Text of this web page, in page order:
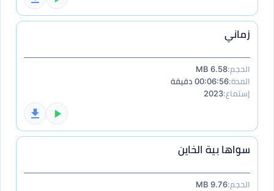
زماني
الحجم:6.58 MB
المدة:00:06:56 دقيقة
إستماع:2023
سواها بية الخاين
الحجم:9.76 MB